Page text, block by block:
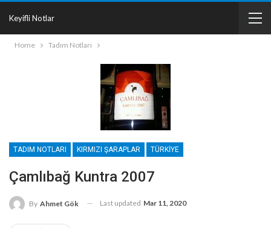
Keyifli Notlar
Home Tadım Notları
TADIM NOTLARI KIRMIZI ŞARAPLAR TÜRKIYE
Çamlıbağ Kuntra 2007
By Ahmet Gök Last updated Mar 11, 2020